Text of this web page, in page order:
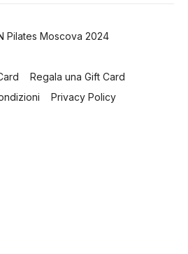
Pilates Moscova 2024
Regala una Gift Card
Privacy Policy